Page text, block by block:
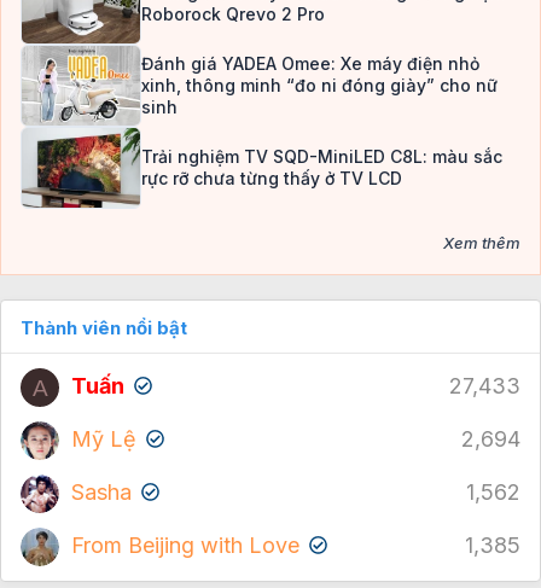
Roborock Qrevo 2 Pro
Đánh giá YADEA Omee: Xe máy điện nhỏ
xinh, thông minh “đo ni đóng giày” cho nữ
sinh
Trải nghiệm TV SQD-MiniLED C8L: màu sắc
rực rỡ chưa từng thấy ở TV LCD
Xem thêm
Thành viên nổi bật
A 27,433
Tuấn ✔
2,694
Mỹ Lệ ✔
1,562
Sasha ✔
1,385
From Beijing with Love ✔